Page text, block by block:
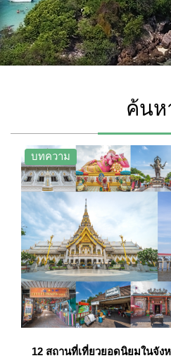
ค้นห
บทความ
12 สถานที่เที่ยวยอดนิยมในจังห